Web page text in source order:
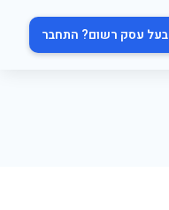
בעל עסק רשום? התחבר